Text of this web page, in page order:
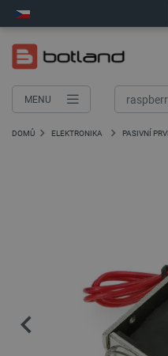
MENU
DOMŮ ELEKTRONIKA PASIVNÍ